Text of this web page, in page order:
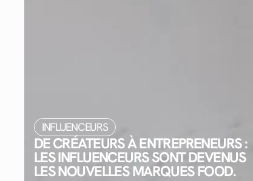
INFLUENCEURS
DE CRÉATEURS À ENTREPRENEURS :
LES INFLUENCEURS SONT DEVENUS
LES NOUVELLES MARQUES FOOD.